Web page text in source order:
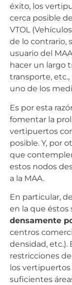
éxito, los
cerca posible
VTOL
de lo contrario,
usuario del
hacer un largo
transporte,
uno de los
Es por esta
fomentar la
vertipuertos
posible. Y, por
que
estos nodos
a la MAA.
En particular,
en la que éstos
densamente
centros
densidad, etc.).
restricciones
los
suficientes